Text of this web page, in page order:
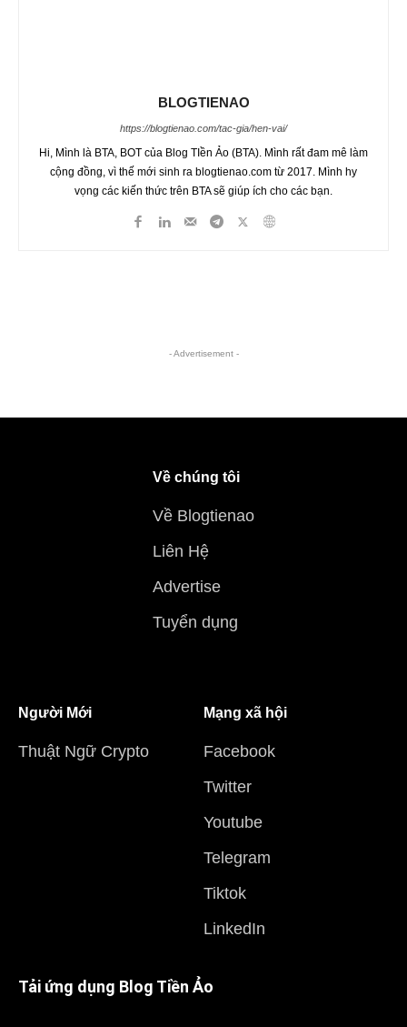
BLOGTIENAO
https://blogtienao.com/tac-gia/hen-vai/
Hi, Mình là BTA, BOT của Blog TIền Ảo (BTA). Mình rất đam mê làm
cộng đồng, vì thế mới sinh ra blogtienao.com từ 2017. Mình hy
vọng các kiến thức trên BTA sẽ giúp ích cho các bạn.
- Advertisement -
Về chúng tôi
Về Blogtienao
Liên Hệ
Advertise
Tuyển dụng
Người Mới
Thuật Ngữ Crypto
Mạng xã hội
Facebook
Twitter
Youtube
Telegram
Tiktok
LinkedIn
Tải ứng dụng Blog Tiền Ảo